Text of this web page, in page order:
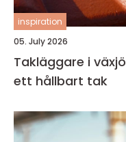
inspiration
05. July 2026
Takläggare i växjö så väljer du rätt och får
ett hållbart tak